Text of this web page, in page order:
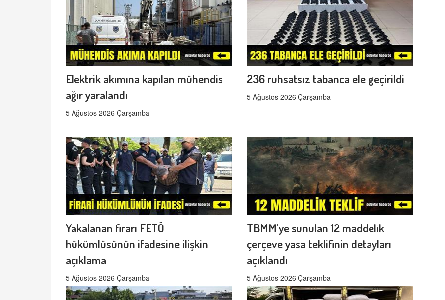
Elektrik akımına kapılan mühendis
ağır yaralandı
5 Ağustos 2026 Çarşamba
236 ruhsatsız tabanca ele geçirildi
5 Ağustos 2026 Çarşamba
Yakalanan firari FETÖ
hükümlüsünün ifadesine ilişkin
açıklama
5 Ağustos 2026 Çarşamba
TBMM'ye sunulan 12 maddelik
çerçeve yasa teklifinin detayları
açıklandı
5 Ağustos 2026 Çarşamba